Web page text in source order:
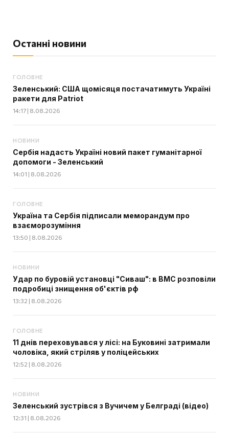
Останні новини
ГОЛОВНЕ
Зеленський: США щомісяця постачатимуть Україні
ракети для Patriot
14:17 | 8.08.2026
НОВИНИ
Сербія надасть Україні новий пакет гуманітарної
допомоги - Зеленський
14:01 | 8.08.2026
ГОЛОВНЕ
Україна та Сербія підписали меморандум про
взаєморозуміння
13:50 | 8.08.2026
НОВИНИ
Удар по буровій установці "Сиваш": в ВМС розповіли
подробиці знищення об'єктів рф
13:32 | 8.08.2026
ГОЛОВНЕ
11 днів переховувався у лісі: на Буковині затримали
чоловіка, який стріляв у поліцейських
12:52 | 8.08.2026
НОВИНИ
Зеленський зустрівся з Вучичем у Белграді (відео)
12:31 | 8.08.2026